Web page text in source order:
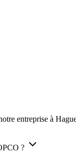
entreprise à
?